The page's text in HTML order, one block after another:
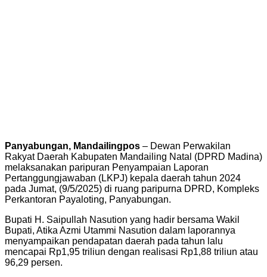
Panyabungan, Mandailingpos – Dewan Perwakilan
Rakyat Daerah Kabupaten Mandailing Natal (DPRD Madina)
melaksanakan paripuran Penyampaian Laporan
Pertanggungjawaban (LKPJ) kepala daerah tahun 2024
pada Jumat, (9/5/2025) di ruang paripurna DPRD, Kompleks
Perkantoran Payaloting, Panyabungan.
Bupati H. Saipullah Nasution yang hadir bersama Wakil
Bupati, Atika Azmi Utammi Nasution dalam laporannya
menyampaikan pendapatan daerah pada tahun lalu
mencapai Rp1,95 triliun dengan realisasi Rp1,88 triliun atau
96,29 persen.